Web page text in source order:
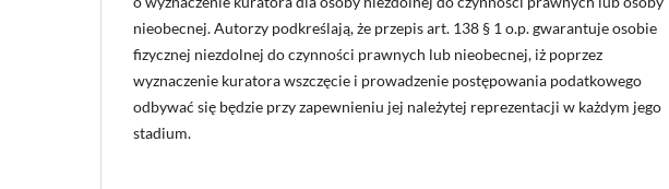
nieobecnej. Autorzy podkreślają, że przepis art. 138 § 1 o.p. gwarantuje osobie
fizycznej niezdolnej do czynności prawnych lub nieobecnej, iż poprzez
wyznaczenie kuratora wszczęcie i prowadzenie postępowania podatkowego
odbywać się będzie przy zapewnieniu jej należytej reprezentacji w każdym jego
stadium.